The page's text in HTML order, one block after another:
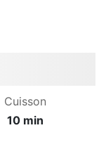
Cuisson
10 min